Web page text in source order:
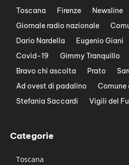
Toscana Firenze Newsline
Giornale radio nazionale
Dario Nardella
Eugenio Giani
Covid-19
Gimmy Tranquillo
Bravo chi ascolta
Prato
Ad ovest di padalino
Comune
Stefania Saccardi
Vigili del
Categorie
Toscana